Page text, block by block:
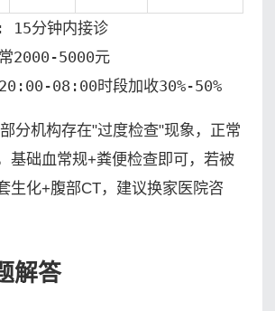
15分钟内接诊
2000-5000元
08:00时段加收30%-50%
分机构存在"过度检查"现象，正常
基础血常规+粪便检查即可，若被
生化+腹部CT，建议换家医院咨
解答